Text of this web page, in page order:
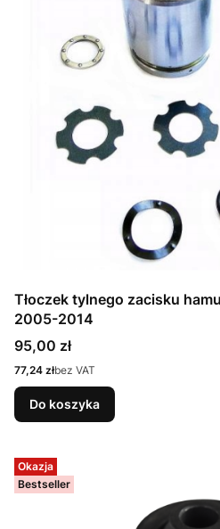
Tłoczek tylnego zacisku
2005-2014
Cena
95,00 zł
Cena
77,24 złbez VAT
Do koszyka
Okazja
Bestseller